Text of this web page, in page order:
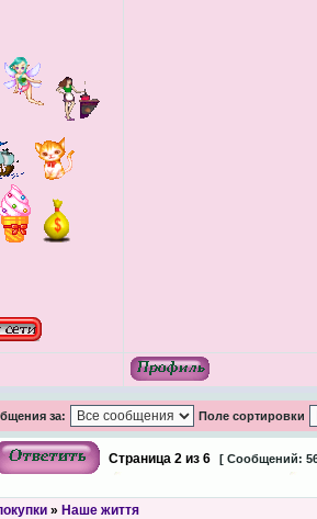
за: Поле сортировки
Страница 2из 6 [ Сообщений:
» Наше життя